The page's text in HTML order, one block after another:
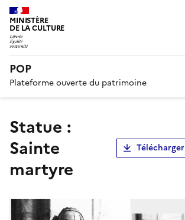
MINISTÈRE
DE LA CULTURE
POP
Plateforme ouverte du patrimoine
Statue :
Sainte
martyre
Télécharger